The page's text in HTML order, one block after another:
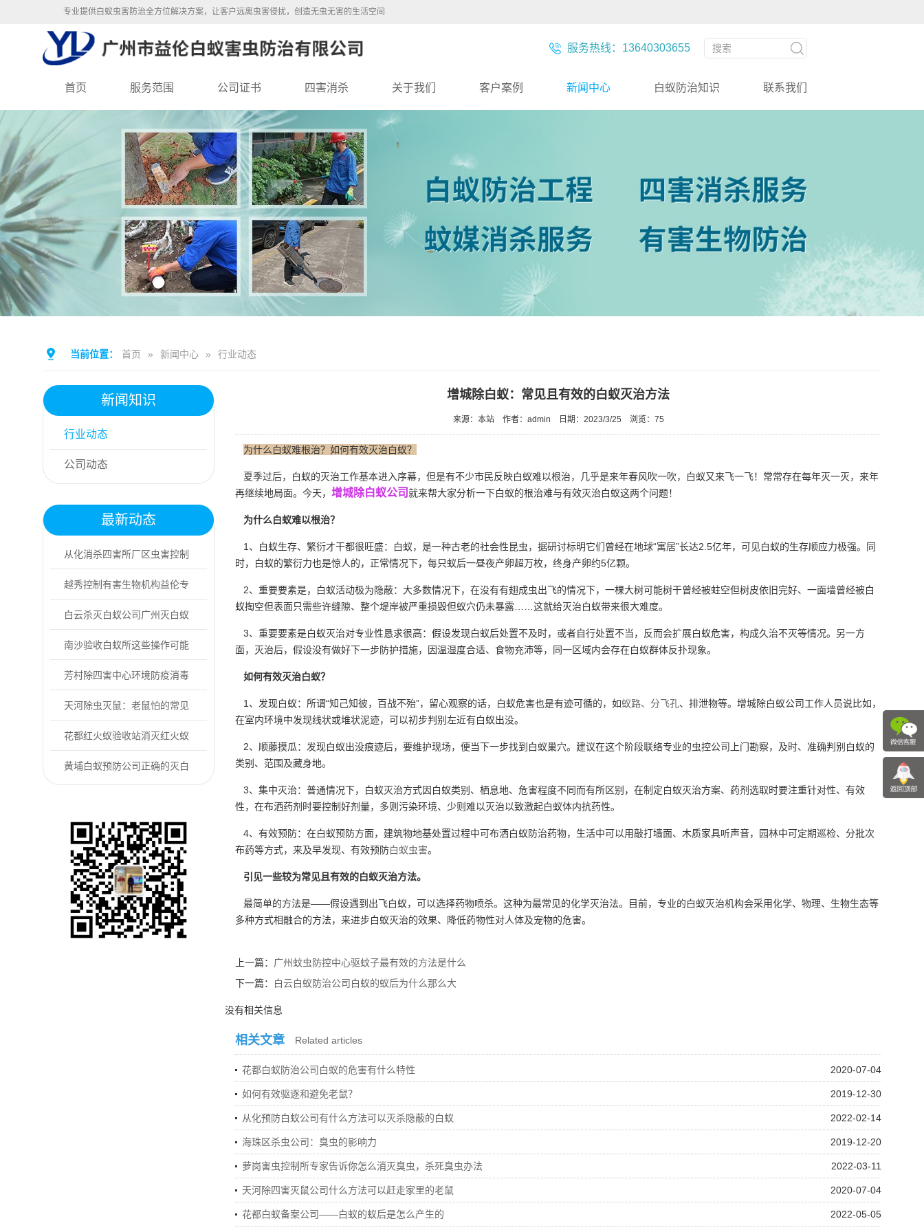
专业提供白蚁虫害防治全方位解决方案，让客户远离虫害侵扰，创造无虫无害的生活空间
服务热线：13640303655
首页 服务范围 公司证书 四害消杀 关于我们 客户案例 新闻中心 白蚁防治知识 联系我们
当前位置： 首页 » 新闻中心 » 行业动态
新闻知识
行业动态
公司动态
最新动态
从化消杀四害所厂区虫害控制
计划及措施
越秀控制有害生物机构益伦专
业灭鼠，上门消...
白云杀灭白蚁公司广州灭白蚁
公司怎么选？
南沙验收白蚁所这些操作可能
让白蚁越灭越多
芳村除四害中心环境防疫消毒
杀菌方法指南
天河除虫灭鼠：老鼠怕的常见
用法有哪些
花都红火蚁验收站消灭红火蚁
危害的方法
黄埔白蚁预防公司正确的灭白
增城除白蚁：常见且有效的白蚁灭治方法
来源：本站 作者：admin 日期：2023/3/25 浏览： 75
为什么白蚁难根治？如何有效灭治白蚁？
夏季过后，白蚁的灭治工作基本进入序幕，但是有不少市民反映白蚁难以根治，几乎是来年春风吹一吹，白蚁又来飞一飞！常常存在每年灭一灭，来年
再继续地局面。今天， 增城除白蚁公司就来帮大家分析一下白蚁的根治难与有效灭治白蚁这两个问题！
为什么白蚁难以根治？
1、白蚁生存、繁衍才干都很旺盛：白蚁，是一种古老的社会性昆虫，据研讨标明它们曾经在地球“寓居”长达2.5亿年，可见白蚁的生存顺应力极强。同
时，白蚁的繁衍力也是惊人的，正常情况下，每只蚁后一昼夜产卵超万枚，终身产卵约5亿颗。
2、重要要素是，白蚁活动极为隐蔽：大多数情况下，在没有有翅成虫出飞的情况下，一棵大树可能树干曾经被蛀空但树皮依旧完好、一面墙曾经被白
蚁掏空但表面只需些许缝隙、整个堤岸被严重损毁但蚁穴仍未暴露……这就给灭治白蚁带来很大难度。
3、重要要素是白蚁灭治对专业性恳求很高：假设发现白蚁后处置不及时，或者自行处置不当，反而会扩展白蚁危害，构成久治不灭等情况。另一方
面，灭治后，假设没有做好下一步防护措施，因温湿度合适、食物充沛等，同一区域内会存在白蚁群体反扑现象。
如何有效灭治白蚁？
1、发现白蚁：所谓“知己知彼，百战不殆”，留心观察的话，白蚁危害也是有迹可循的，如蚁路、分飞孔、排泄物等。增城除白蚁公司工作人员说比如，
在室内环境中发现线状或堆状泥迹，可以初步判别左近有白蚁出没。
2、顺藤摸瓜：发现白蚁出没痕迹后，要维护现场，便当下一步找到白蚁巢穴。建议在这个阶段联络专业的虫控公司上门勘察，及时、准确判别白蚁的
类别、范围及藏身地。
3、集中灭治：普通情况下，白蚁灭治方式因白蚁类别、栖息地、危害程度不同而有所区别，在制定白蚁灭治方案、药剂选取时要注重针对性、有效
性，在布洒药剂时要控制好剂量，多则污染环境、少则难以灭治以致激起白蚁体内抗药性。
4、有效预防：在白蚁预防方面，建筑物地基处置过程中可布洒白蚁防治药物，生活中可以用敲打墙面、木质家具听声音，园林中可定期巡检、分批次
布药等方式，来及早发现、有效预防白蚁虫害。
引见一些较为常见且有效的白蚁灭治方法。
最简单的方法是——假设遇到出飞白蚁，可以选择药物喷杀。这种为最常见的化学灭治法。目前，专业的白蚁灭治机构会采用化学、物理、生物生态等
多种方式相融合的方法，来进步白蚁灭治的效果、降低药物性对人体及宠物的危害。
上一篇： 广州蚊虫防控中心驱蚊子最有效的方法是什么
下一篇：
白云白蚁防治公司白蚁的蚁后为什么那么大
没有相关信息
相关文章 Related articles
2020-07-04
花都白蚁防治公司白蚁的危害有什么特性
2019-12-30
如何有效驱逐和避免老鼠？
2022-02-14
从化预防白蚁公司有什么方法可以灭杀隐蔽的白蚁
2019-12-20
海珠区杀虫公司：臭虫的影响力
2022-03-11
萝岗害虫控制所专家告诉你怎么消灭臭虫，杀死臭虫办法
2020-07-04
天河除四害灭鼠公司什么方法可以赶走家里的老鼠
2022-05-05
花都白蚁备案公司——白蚁的蚁后是怎么产生的